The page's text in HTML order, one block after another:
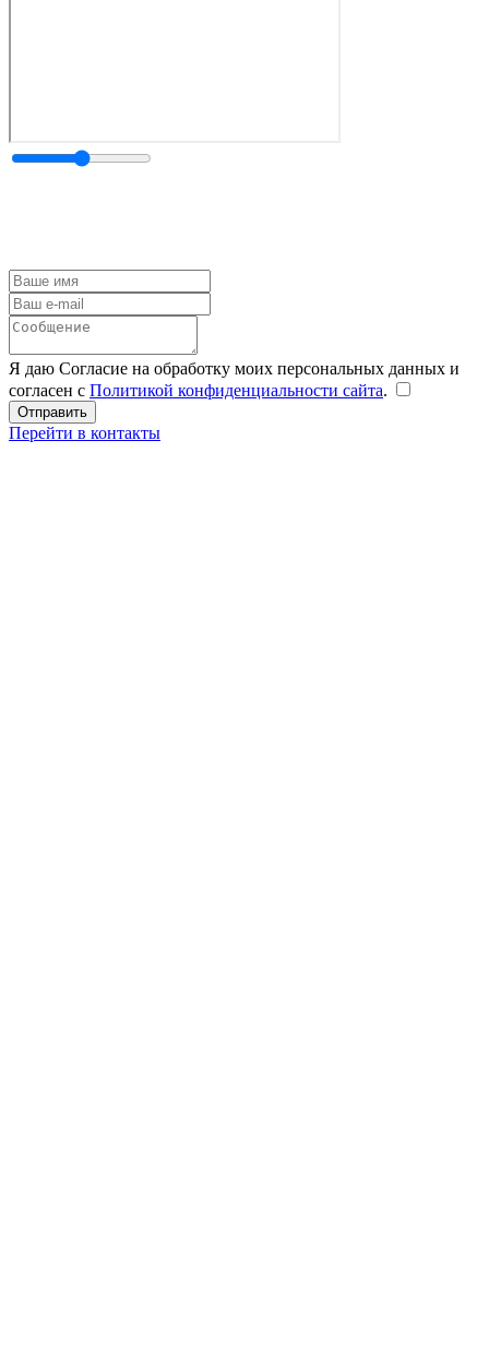
Я даю Согласие на обработку моих персональных данных и
согласен с Политикой конфиденциальности сайта.
Перейти в контакты